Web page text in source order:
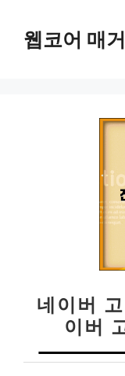
웹코어 매
네이버
이버